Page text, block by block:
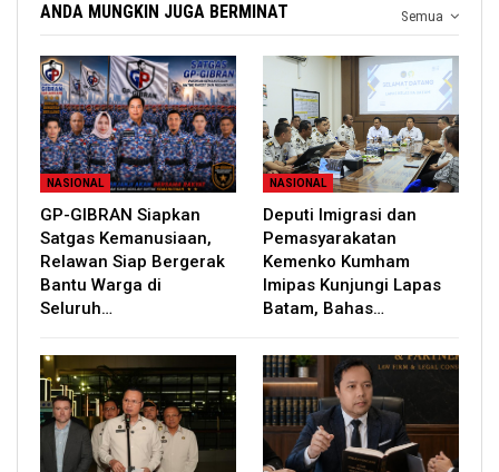
Semua
ANDA MUNGKIN JUGA BERMINAT
NASIONAL
GP-GIBRAN Siapkan
Satgas Kemanusiaan,
Relawan Siap Bergerak
Bantu Warga di
Seluruh…
NASIONAL
Deputi Imigrasi dan
Pemasyarakatan
Kemenko Kumham
Imipas Kunjungi Lapas
Batam, Bahas…